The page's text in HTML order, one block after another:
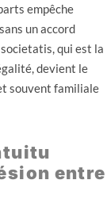
empêche
un accord
qui est la
devient le
souvent familiale
entre